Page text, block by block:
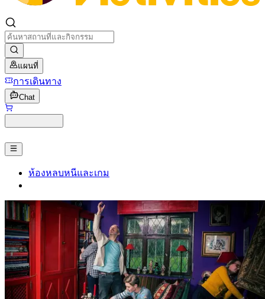
แผนที่
การเดินทาง
Chat
ห้องหลบหนีและเกม